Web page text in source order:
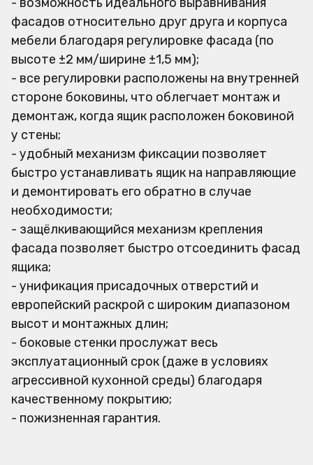
фасадов относительно друг друга и корпуса
мебели благодаря регулировке фасада (по
высоте ±2 мм/ширине ±1,5 мм);
- все регулировки расположены на внутренней
стороне боковины, что облегчает монтаж и
демонтаж, когда ящик расположен боковиной
у стены;
- удобный механизм фиксации позволяет
быстро устанавливать ящик на направляющие
и демонтировать его обратно в случае
необходимости;
- защёлкивающийся механизм крепления
фасада позволяет быстро отсоединить фасад
ящика;
- унификация присадочных отверстий и
европейский раскрой с широким диапазоном
высот и монтажных длин;
- боковые стенки прослужат весь
эксплуатационный срок (даже в условиях
агрессивной кухонной среды) благодаря
качественному покрытию;
- пожизненная гарантия.